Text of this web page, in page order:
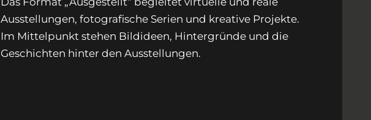
Ausstellungen, fotografische Serien und kreative Projekte.
Im Mittelpunkt stehen Bildideen, Hintergründe und die
Geschichten hinter den Ausstellungen.